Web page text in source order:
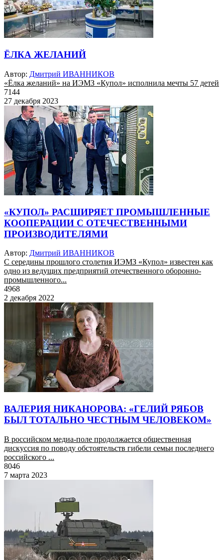
ЁЛКА ЖЕЛАНИЙ
Автор: Дмитрий ИВАННИКОВ
«Ёлка желаний» на ИЭМЗ «Купол» исполнила мечты 57 детей
7144
27 декабря 2023
«КУПОЛ» РАСШИРЯЕТ ПРОМЫШЛЕННЫЕ
КООПЕРАЦИИ С ОТЕЧЕСТВЕННЫМИ
ПРОИЗВОДИТЕЛЯМИ
Автор: Дмитрий ИВАННИКОВ
С середины прошлого столетия ИЭМЗ «Купол» известен как
одно из ведущих предприятий отечественного оборонно-
промышленного...
4968
2 декабря 2022
ВАЛЕРИЯ НИКАНОРОВА: «ГЕЛИЙ РЯБОВ
БЫЛ ТОТАЛЬНО ЧЕСТНЫМ ЧЕЛОВЕКОМ»
В российском медиа-поле продолжается общественная
дискуссия по поводу обстоятельств гибели семьи последнего
российского ...
8046
7 марта 2023